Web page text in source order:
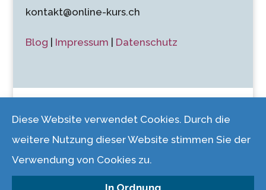
kontakt@online-kurs.ch
Blog | Impressum | Datenschutz
© 2026 FS Beratung & Treuhand GmbH |
Dreilindenstrasse 75a, 6006 Luzern
Diese Website verwendet Cookies. Durch die
weitere Nutzung dieser Website stimmen Sie der
Verwendung von Cookies zu.
In Ordnung